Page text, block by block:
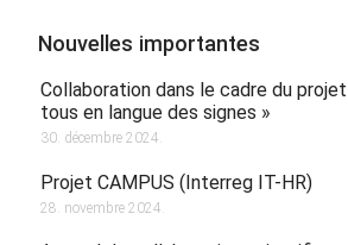
Nouvelles importantes
Collaboration dans le cadre du
tous en langue des signes »
30. décembre 2024.
Projet CAMPUS (Interreg IT-HR)
28. novembre 2024.